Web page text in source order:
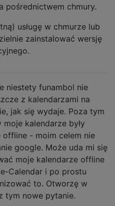
pośrednictwem chmury.
usługę w chmurze lub
zainstalować wersję
niestety funambol nie
z kalendarzami na
jak się wydaje. Poza tym
moje kalendarze były
offline - moim celem nie
google. Może uda mi się
moje kalendarze offline
Calendar i po prostu
to. Otworzę w
tym nowe pytanie.